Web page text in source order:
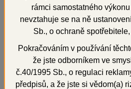
rámci samostatného
nevztahuje se na ně
Sb., o ochraně
Pokračováním v používání
že jste odborníkem ve
č.40/1995 Sb., o regulaci
předpisů, a že jste si vědom(a)